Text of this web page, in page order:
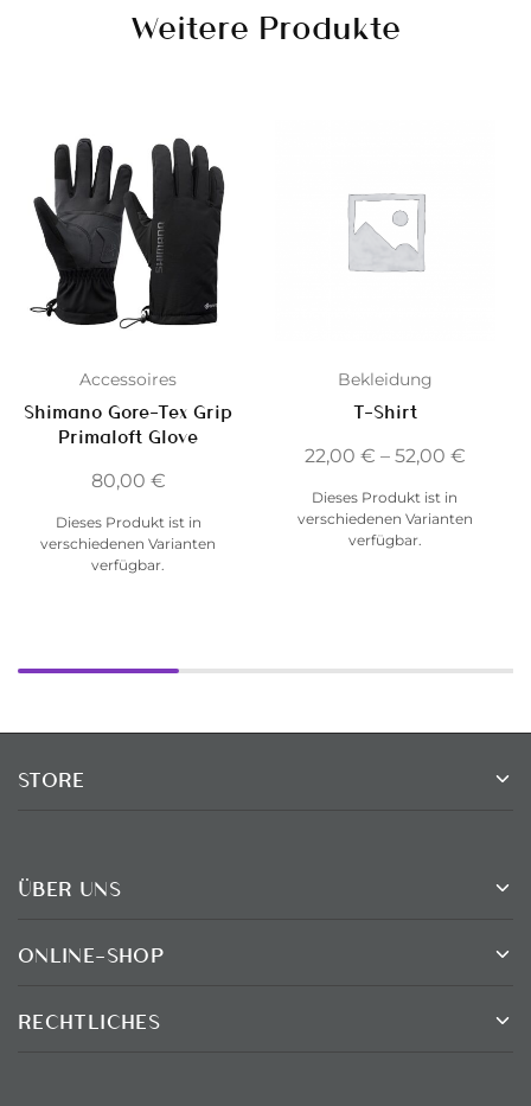
Weitere Produkte
Accessoires
Shimano Gore-Tex Grip
Primaloft Glove
80,00 €
Dieses Produkt ist in
verschiedenen Varianten
verfügbar.
Bekleidung
T-Shirt
22,00 € – 52,00 €
Dieses Produkt ist in
verschiedenen Varianten
verfügbar.
STORE
ÜBER UNS
ONLINE-SHOP
RECHTLICHES